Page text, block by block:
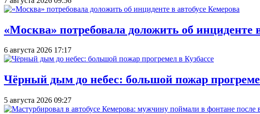
«Москва» потребовала доложить об инциденте
6 августа 2026 17:17
Чёрный дым до небес: большой пожар
5 августа 2026 09:27